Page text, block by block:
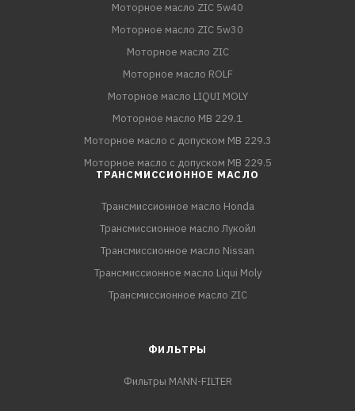
Моторное масло ZIC 5w40
Моторное масло ZIC 5w30
Моторное масло ZIC
Моторное масло ROLF
Моторное масло LIQUI MOLY
Моторное масло MB 229.1
Моторное масло с допуском MB 229.3
Моторное масло с допуском MB 229.5
ТРАНСМИССИОННОЕ МАСЛО
Трансмиссионное масло Honda
Трансмиссионное масло Лукойл
Трансмиссионное масло Nissan
Трансмиссионное масло Liqui Moly
Трансмиссионное масло ZIC
ФИЛЬТРЫ
Фильтры MANN-FILTER